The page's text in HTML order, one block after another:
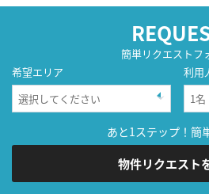
簡単リクエストフ
希望エリア
利用
あと1ステップ！簡
物件リクエスト